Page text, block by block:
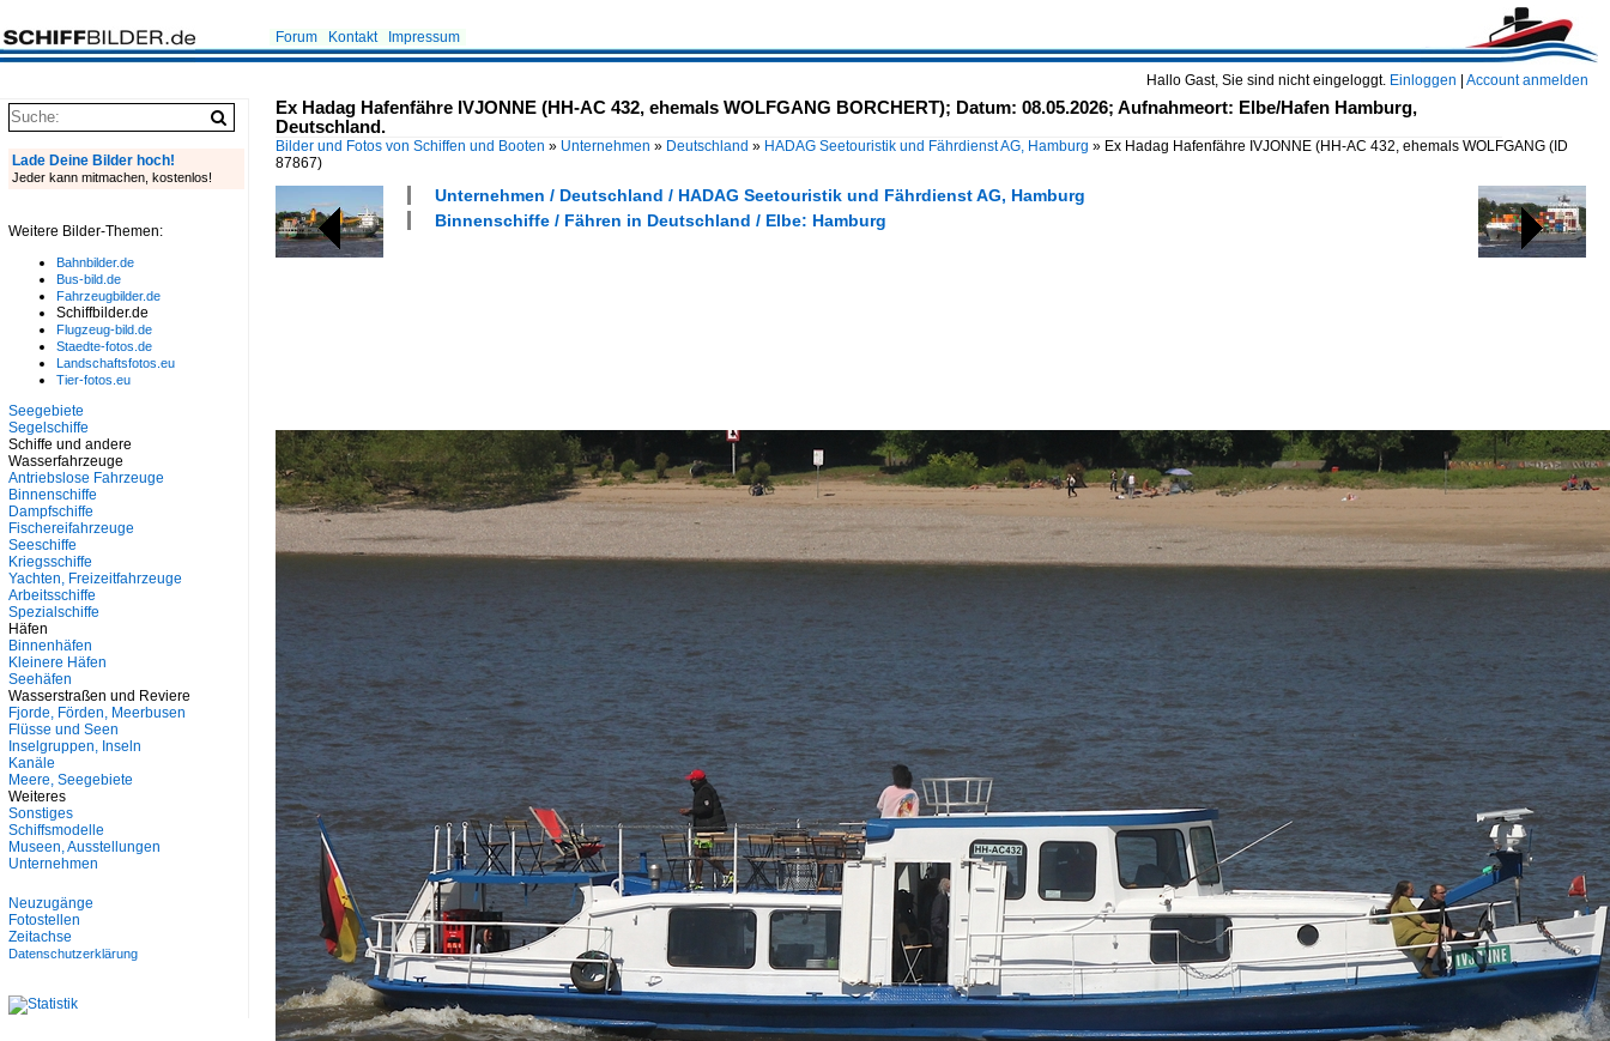
Hallo Gast, Sie sind nicht eingeloggt. Einloggen Account anmelden
Forum Kontakt Impressum
Ex Hadag Hafenfähre IVJONNE (HH-AC 432, ehemals WOLFGANG BORCHERT); Datum: 08.05.2026; Aufnahmeort: Elbe/Hafen Hamburg,
Deutschland.
Bilder und Fotos von Schiffen und Booten » Unternehmen » Deutschland » HADAG Seetouristik und Fährdienst AG, Hamburg » Ex Hadag Hafenfähre IVJONNE (HH-AC 432, ehemals WOLFGANG (ID
87867)
Unternehmen / Deutschland / HADAG Seetouristik und Fährdienst AG, Hamburg
Binnenschiffe / Fähren in Deutschland / Elbe: Hamburg
Lade Deine Bilder hoch!
Jeder kann mitmachen, kostenlos!
Weitere Bilder-Themen:
Bahnbilder.de
Bus-bild.de
Fahrzeugbilder.de
Schiffbilder.de
Flugzeug-bild.de
Staedte-fotos.de
Landschaftsfotos.eu
Tier-fotos.eu
Seegebiete
Segelschiffe
Schiffe und andere
Wasserfahrzeuge
Antriebslose Fahrzeuge
Binnenschiffe
Dampfschiffe
Fischereifahrzeuge
Seeschiffe
Kriegsschiffe
Yachten, Freizeitfahrzeuge
Arbeitsschiffe
Spezialschiffe
Häfen
Binnenhäfen
Kleinere Häfen
Seehäfen
Wasserstraßen und Reviere
Fjorde, Förden, Meerbusen
Flüsse und Seen
Inselgruppen, Inseln
Kanäle
Meere, Seegebiete
Weiteres
Sonstiges
Schiffsmodelle
Museen, Ausstellungen
Unternehmen
Neuzugänge
Fotostellen
Zeitachse
Datenschutzerklärung